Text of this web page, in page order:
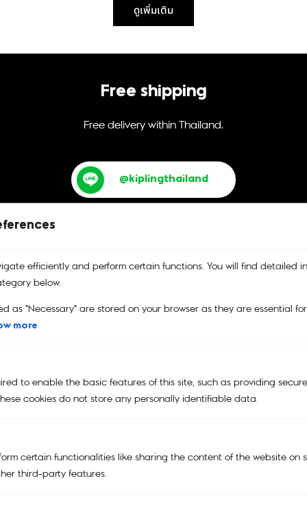
efficiently and perform certain functions. You will find detailed
below.
as "Necessary" are stored on your browser as they are essential
more
to enable the basic features of this site, such as providing
cookies do not store any personally identifiable data.
certain functionalities like sharing the content of the website on
third-party features.
ดูเพิ่มเติม
Free shipping
Free delivery within Thailand.
@kiplingthailand
เปลี่ยนและคืนสินค้าได้ง่าย
รับประกันสินค้าของแท้
คูปองส่วนลด
Main Menu